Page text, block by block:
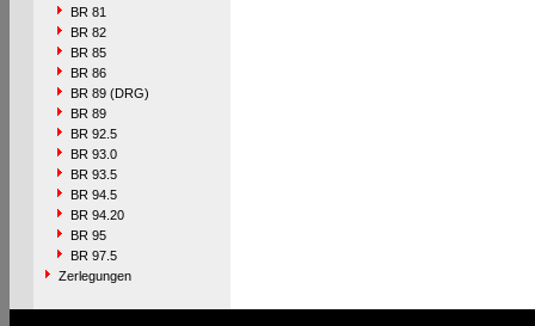
BR 81
BR 82
BR 85
BR 86
BR 89 (DRG)
BR 89
BR 92.5
BR 93.0
BR 93.5
BR 94.5
BR 94.20
BR 95
BR 97.5
Zerlegungen